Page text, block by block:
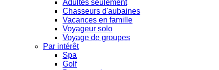
Adultes seulement
Chasseurs d'aubaines
Vacances en famille
Voyageur solo
Voyage de groupes
Par intérêt
Spa
Golf